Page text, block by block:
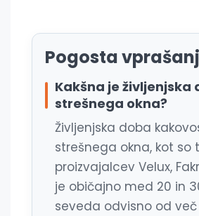
Pogosta
Kakšna je življenjska
strešnega okna?
Življenjska doba
strešnega okna, kot so
proizvajalcev Velux,
je običajno med 20 in
seveda odvisno od